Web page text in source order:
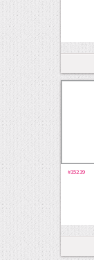
#35239